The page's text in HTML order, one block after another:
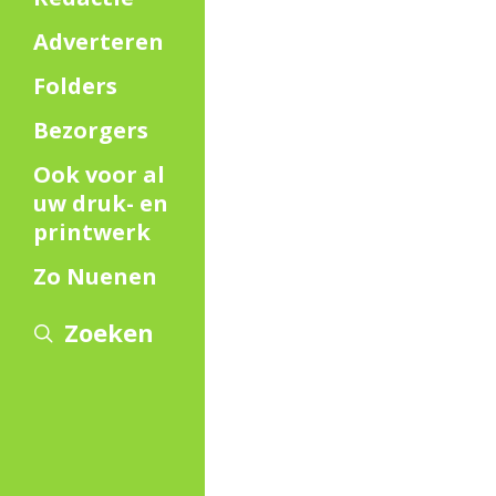
Adverteren
Folders
Bezorgers
Ook voor al
uw druk- en
printwerk
Zo Nuenen
Zoeken